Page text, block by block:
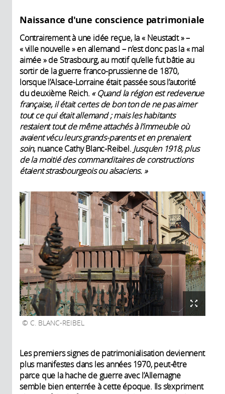
Naissance d'une conscience patrimoniale
Contrairement à une idée reçue, la « Neustadt » –
« ville nouvelle » en allemand – n’est donc pas la « mal
aimée » de Strasbourg, au motif qu’elle fut bâtie au
sortir de la guerre franco-prussienne de 1870,
lorsque l’Alsace-Lorraine était passée sous l’autorité
du deuxième Reich. « Quand la région est redevenue
française, il était certes de bon ton de ne pas aimer
tout ce qui était allemand ; mais les habitants
restaient tout de même attachés à l’immeuble où
avaient vécu leurs grands-parents et en prenaient
soin, nuance Cathy Blanc-Reibel. Jusqu’en 1918, plus
de la moitié des commanditaires de constructions
étaient strasbourgeois ou alsaciens.»
C. BLANC-REIBEL
Les premiers signes de patrimonialisation deviennent
plus manifestes dans les années 1970, peut-être
parce que la hache de guerre avec l’Allemagne
semble bien enterrée à cette époque. Ils s’expriment